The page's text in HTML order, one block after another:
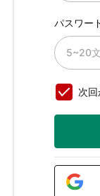
パスワー
次